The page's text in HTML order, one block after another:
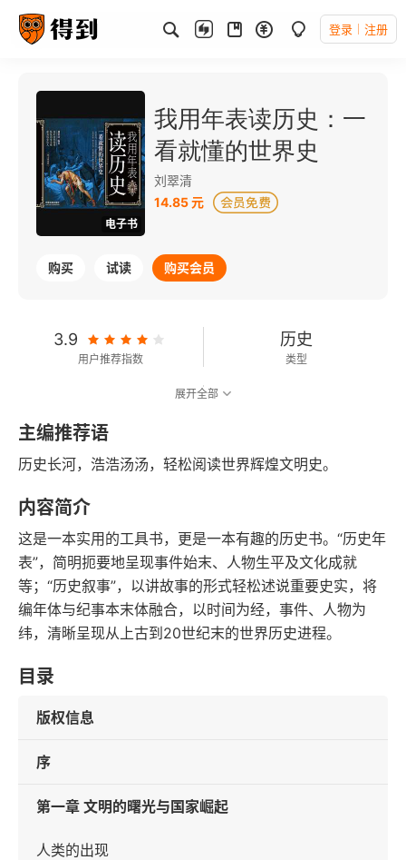
登录 注册
电子书
我用年表读历史：一
看就懂的世界史
刘翠清
14.85 元
购买 试读 购买会员
3.9
用户推荐指数
历史
类型
2019-08-01
发行日期
展开全部
主编推荐语
历史长河，浩浩汤汤，轻松阅读世界辉煌文明史。
内容简介
这是一本实用的工具书，更是一本有趣的历史书。“历史年
表”，简明扼要地呈现事件始末、人物生平及文化成就
等；“历史叙事”，以讲故事的形式轻松述说重要史实，将
编年体与纪事本末体融合，以时间为经，事件、人物为
纬，清晰呈现从上古到20世纪末的世界历史进程。 ​
目录
版权信息
序
第一章 文明的曙光与国家崛起
人类的出现